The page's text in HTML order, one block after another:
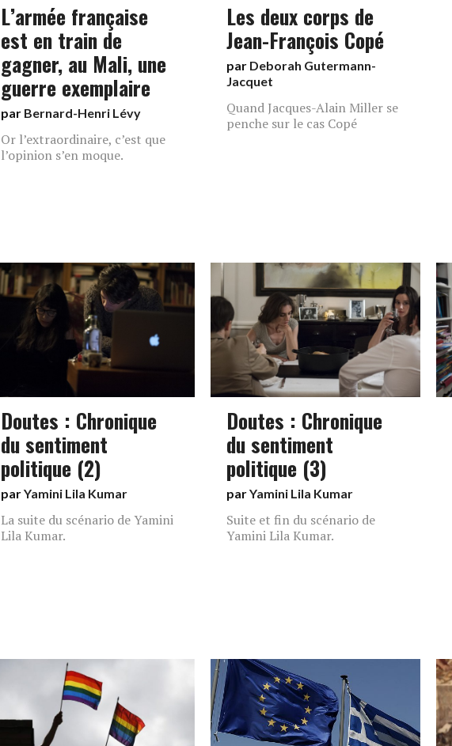
L’armée française
est en train de
gagner, au Mali, une
guerre exemplaire
par Bernard-Henri Lévy
Or l’extraordinaire, c’est que
l’opinion s’en moque.
Les deux corps de
Jean-François Copé
par Deborah Gutermann-
Jacquet
Quand Jacques-Alain Miller se
penche sur le cas Copé
Doutes : Chronique
du sentiment
politique (2)
parYamini Lila Kumar
La suite du scénario de Yamini
Lila Kumar.
Doutes : Chronique
du sentiment
politique (3)
parYamini Lila Kumar
Suite et fin du scénario de
Yamini Lila Kumar.